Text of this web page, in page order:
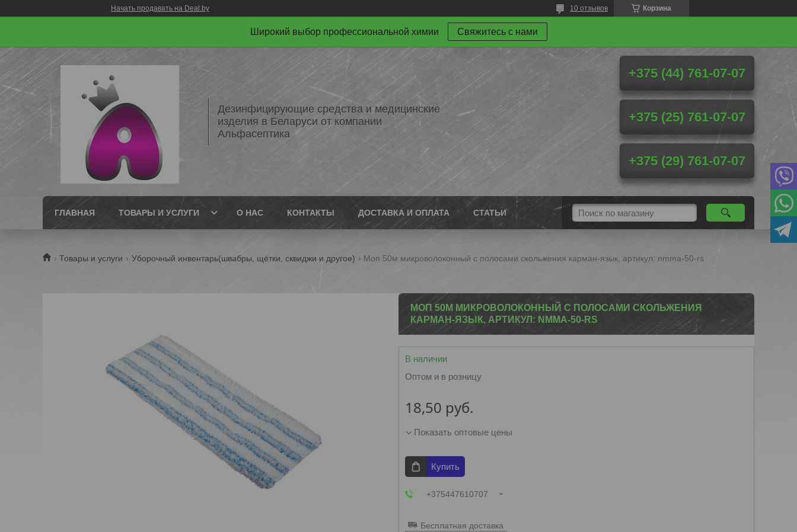
Начать продавать на Deal.by Корзина
10 отзывов
Широкий выбор профессиональной химии Свяжитесь с нами
Дезинфицирующие средства и медицинские
изделия в Беларуси от компании
Альфасептика
+375 (44) 761-07-07
+375 (25) 761-07-07
+375 (29) 761-07-07
ГЛАВНАЯ ТОВАРЫ И УСЛУГИ О НАС КОНТАКТЫ ДОСТАВКА И ОПЛАТА СТАТЬИ
Товары и услуги Уборочный инвентарь(швабры, щётки, сквиджи и другое) Моп 50м микроволоконный с полосами скольжения карман-язык, артикул: nmma-50-rs
МОП 50М МИКРОВОЛОКОННЫЙ С ПОЛОСАМИ СКОЛЬЖЕНИЯ
КАРМАН-ЯЗЫК, АРТИКУЛ: NMMA-50-RS
В наличии
Оптом и в розницу
18,50 руб.
Показать оптовые цены
Купить
+375447610707
Бесплатная доставка